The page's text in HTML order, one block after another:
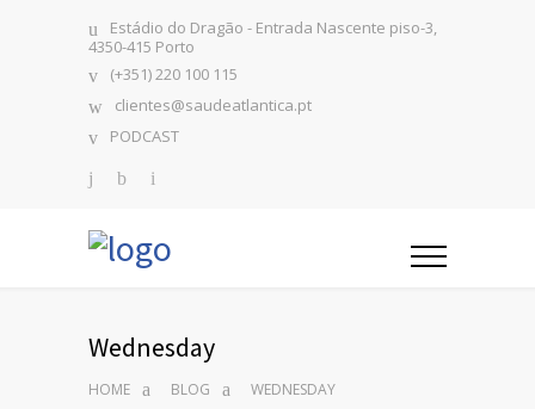
Estádio do Dragão - Entrada Nascente piso-3,
4350-415 Porto
(+351) 220 100 115
clientes@saudeatlantica.pt
PODCAST
Wednesday
HOME BLOG WEDNESDAY